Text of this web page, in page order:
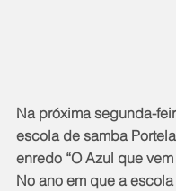
Na próxima segunda-
escola de samba
enredo “O Azul que
No ano em que a